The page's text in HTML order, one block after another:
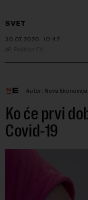
SVET
30.07.2020. 10:42
Politico EU
Autor: Nova Ekonomija
Ko će prvi
Covid-19